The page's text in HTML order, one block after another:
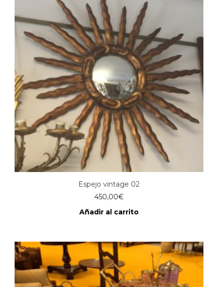
Espejo vintage 02
450,00€
Añadir al carrito